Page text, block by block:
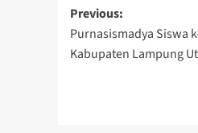
Post
navigation
Previous:
Purnasismadya Siswa
Kabupaten Lampung